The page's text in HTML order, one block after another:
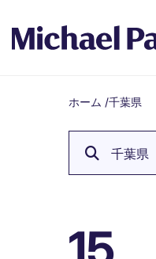
ホーム /千葉県
千葉県